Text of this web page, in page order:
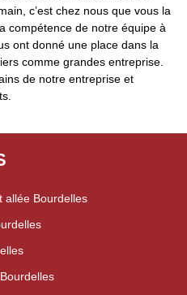
c’est chez nous que vous la
compétence de notre équipe à
ont donné une place dans la
comme grandes entreprise.
de notre entreprise et
allée Bourdelles